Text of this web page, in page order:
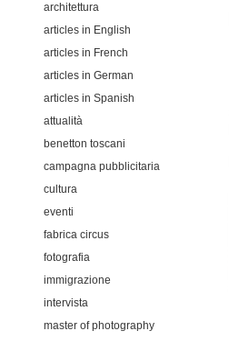
architettura
articles in English
articles in French
articles in German
articles in Spanish
attualità
benetton toscani
campagna pubblicitaria
cultura
eventi
fabrica circus
fotografia
immigrazione
intervista
master of photography